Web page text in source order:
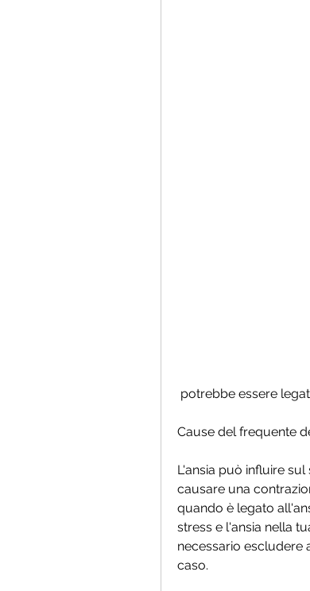
potrebbe essere
Cause del frequente
L'ansia può influire
causare una
quando è legato
stress e l'ansia nella
necessario escludere
caso.